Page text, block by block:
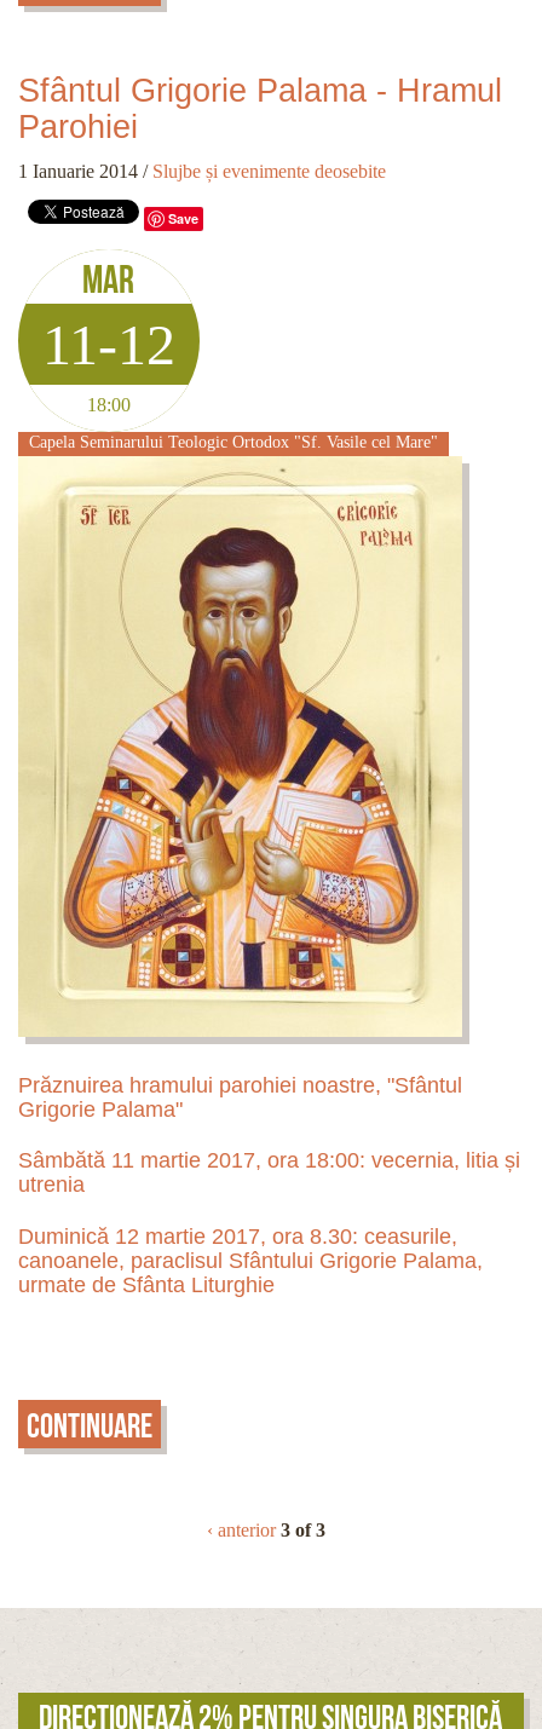
Sfântul Grigorie Palama - Hramul
Parohiei
1 Ianuarie 2014 / Slujbe și evenimente deosebite
Save
Mar
11-12
18:00
Capela Seminarului Teologic Ortodox "Sf. Vasile cel Mare"
Prăznuirea hramului parohiei noastre, "Sfântul
Grigorie Palama"
Sâmbătă 11 martie 2017, ora 18:00: vecernia, litia și
utrenia
Duminică 12 martie 2017, ora 8.30: ceasurile,
canoanele, paraclisul Sfântului Grigorie Palama,
urmate de Sfânta Liturghie
Continuare
‹ anterior 3 of 3
Direcționează 2% pentru singura biserică